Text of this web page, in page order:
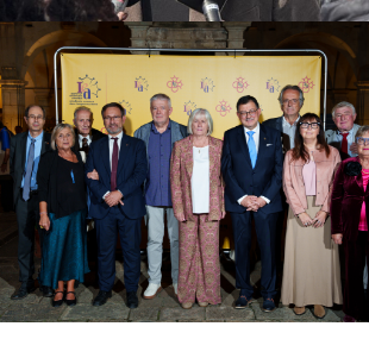
Institut d’Estudis Aranesi
(IEA)
Campañas culturales Estrategia de
comunicación y PR